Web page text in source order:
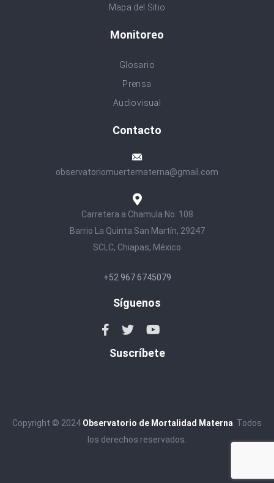
Mapa del Sitio
Monitoreo
Glosario
Prensa
Audiovisual
Contacto
observatoriomuertematerna@gmail.com
Carretera a Chamula No. 108
Barrio La Quinta San Martín, 29247
SCLC, Chiapas, México
+52 967 6745079
Síguenos
Suscríbete
Copyright © 2024 Observatorio de Mortalidad Materna . Todos
los derechos reservados.